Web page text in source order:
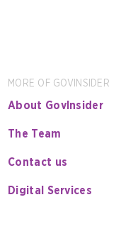
MORE OF GOVINSIDER
About GovInsider
The Team
Contact us
Digital Services